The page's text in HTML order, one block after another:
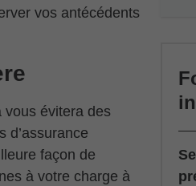
vos antécédents
vous évitera des
d’assurance
façon de
à votre charge à